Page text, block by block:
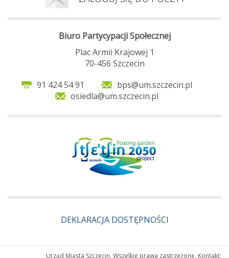
Biuro Partycypacji Społecznej
Plac Armii Krajowej 1
70-456 Szczecin
91 424 54 91
bps@um.szczecin.pl
osiedla@um.szczecin.pl
DEKLARACJA DOSTĘPNOŚCI
Urząd Miasta Szczecin. Wszelkie prawa zastrzeżone. Kontakt: